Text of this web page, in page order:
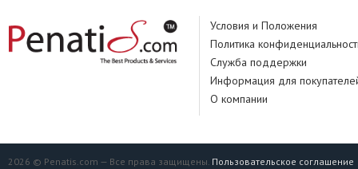
Условия и Положения
Политика
Служба поддержки
Информация для
О компании
2026 © Penatis.com — Все права защищены. Пользовательское соглашение